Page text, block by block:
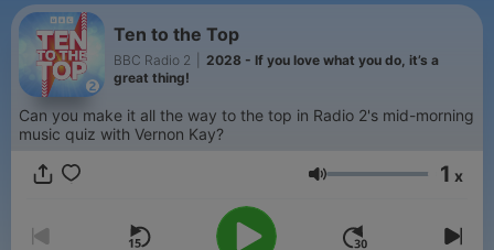
Ten to the Top
BBC Radio 2
2028 - If you love what you do, it’s a
great thing!
Can you make it all the way to the top in Radio 2's mid-morning
music quiz with Vernon Kay?
Ses 1 x